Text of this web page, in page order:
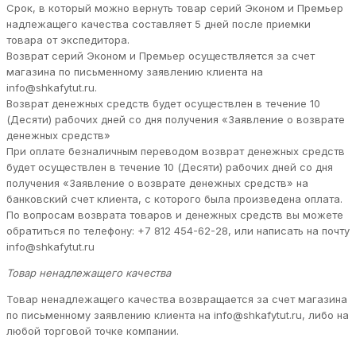
Срок, в который можно вернуть товар серий Эконом и Премьер
надлежащего качества составляет 5 дней после приемки
товара от экспедитора.
Возврат серий Эконом и Премьер осуществляется за счет
магазина по письменному заявлению клиента на
info@shkafytut.ru.
Возврат денежных средств будет осуществлен в течение 10
(Десяти) рабочих дней со дня получения «Заявление о возврате
денежных средств»
При оплате безналичным переводом возврат денежных средств
будет осуществлен в течение 10 (Десяти) рабочих дней со дня
получения «Заявление о возврате денежных средств» на
банковский счет клиента, с которого была произведена оплата.
По вопросам возврата товаров и денежных средств вы можете
обратиться по телефону: +7 812 454-62-28, или написать на почту
info@shkafytut.ru
Товар ненадлежащего качества
Товар ненадлежащего качества возвращается за счет магазина
по письменному заявлению клиента на info@shkafytut.ru, либо на
любой торговой точке компании.